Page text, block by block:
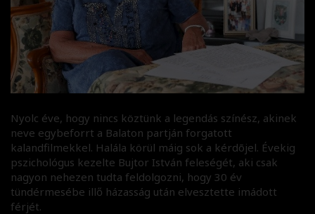
Nyolc éve, hogy nincs köztünk a legendás színész, akinek
neve egybeforrt a Balaton partján forgatott
kalandfilmekkel. Halála körül máig sok a kérdõjel. Évekig
pszichológus kezelte Bujtor István feleségét, aki csak
nagyon nehezen tudta feldolgozni, hogy 30 év
tündérmesébe illő házasság után elvesztette imádott
férjét.